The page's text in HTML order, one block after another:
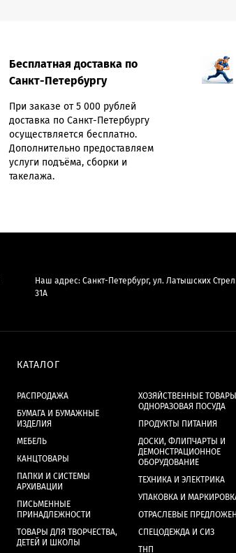
Бесплатная доставка по
Санкт-Петербургу
При заказе от 5 000 рублей
доставка по Санкт-Петербургу
осуществляется бесплатно.
Дополнительно предоставляем
услуги подъёма, сборки и
такелажа.
Наш адрес: Санкт-Петербург, ул. Латышских
31А
КАТАЛОГ
РАСПРОДАЖА
БУМАГА И БУМАЖНЫЕ
ИЗДЕЛИЯ
МЕБЕЛЬ
КАНЦТОВАРЫ
ПАПКИ И СИСТЕМЫ
АРХИВАЦИИ
ПИСЬМЕННЫЕ
ПРИНАДЛЕЖНОСТИ
ТОВАРЫ ДЛЯ ТВОРЧЕСТВА,
ДЕТЕЙ И ШКОЛЫ
ХОЗЯЙСТВЕННЫЕ
ОДНОРАЗОВАЯ ПОСУДА
ПРОДУКТЫ ПИТАНИЯ
ДОСКИ, ФЛИПЧАРТЫ И
ДЕМОНСТРАЦИОННОЕ
ОБОРУДОВАНИЕ
ТЕХНИКА И ЭЛЕКТРИКА
УПАКОВКА И
ОТРАСЛЕВЫЕ
СПЕЦОДЕЖДА И СИЗ
ТНП